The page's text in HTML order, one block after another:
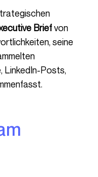
Briefvon
seine
LinkedIn-Posts,